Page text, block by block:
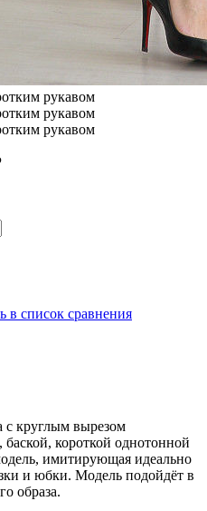
в список сравнения
с круглым вырезом
короткой однотонной
имитирующая идеально
и юбки. Модель подойдёт в
образа.